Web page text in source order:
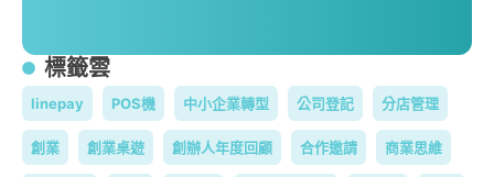
標籤雲
linepay POS機 中小企業轉型 公司登記 分店管理
創業 創業桌遊 創辦人年度回顧 合作邀請 商業思維